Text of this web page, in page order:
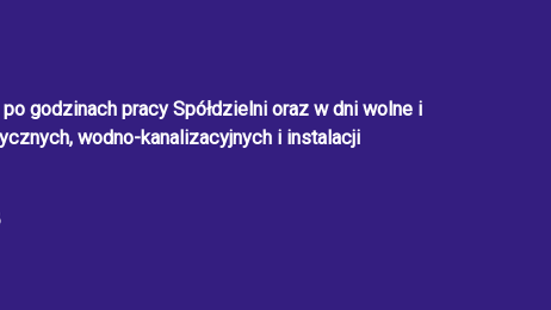
godzinach pracy Spółdzielni oraz w dni wolne i
wodno-kanalizacyjnych i instalacji